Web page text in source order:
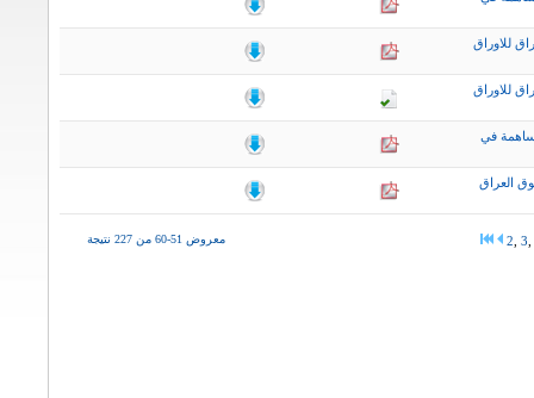
للاوراق
للاوراق
في
العراق
معروض 51-60 من 227 نتيجة 2 3